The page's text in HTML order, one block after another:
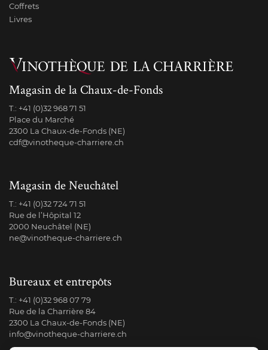
Coffrets
Livres
Magasin de la Chaux-de-Fonds
T.: +41 (0)32 968 71 51
Place du Marché
2300 La Chaux-de-Fonds (NE)
cdf@vinotheque-charriere.ch
Magasin de Neuchâtel
T.: +41 (0)32 724 71 51
Rue de l’Hôpital 12
2000 Neuchâtel (NE)
ne@vinotheque-charriere.ch
Bureaux et entrepôts
T.: +41 (0)32 968 07 79
Rue de la Charrière 84
2300 La Chaux-de-Fonds (NE)
info@vinotheque-charriere.ch